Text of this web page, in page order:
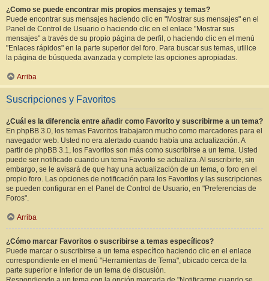
¿Como se puede encontrar mis propios mensajes y temas?
Puede encontrar sus mensajes haciendo clic en "Mostrar sus mensajes" en el
Panel de Control de Usuario o haciendo clic en el enlace "Mostrar sus
mensajes" a través de su propio página de perfil, o haciendo clic en el menú
"Enlaces rápidos" en la parte superior del foro. Para buscar sus temas, utilice
la página de búsqueda avanzada y complete las opciones apropiadas.
Arriba
Suscripciones y Favoritos
¿Cuál es la diferencia entre añadir como Favorito y suscribirme a un tema?
En phpBB 3.0, los temas Favoritos trabajaron mucho como marcadores para el
navegador web. Usted no era alertado cuando había una actualización. A
partir de phpBB 3.1, los Favoritos son más como suscribirse a un tema. Usted
puede ser notificado cuando un tema Favorito se actualiza. Al suscribirte, sin
embargo, se le avisará de que hay una actualización de un tema, o foro en el
propio foro. Las opciones de notificación para los Favoritos y las suscripciones
se pueden configurar en el Panel de Control de Usuario, en "Preferencias de
Foros".
Arriba
¿Cómo marcar Favoritos o suscribirse a temas específicos?
Puede marcar o suscribirse a un tema específico haciendo clic en el enlace
correspondiente en el menú "Herramientas de Tema", ubicado cerca de la
parte superior e inferior de un tema de discusión.